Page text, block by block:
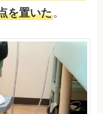
を置いた。